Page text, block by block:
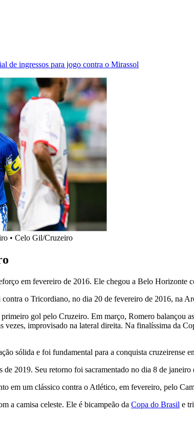
de ingressos para jogo contra o Mirassol
• Celo Gil/Cruzeiro
em fevereiro de 2016. Ele chegou a Belo Horizonte
o Tricordiano, no dia 20 de fevereiro de 2016, na
gol pelo Cruzeiro. Em março, Romero
vezes, improvisado na lateral direita. Na finalíssima da
sólida e foi fundamental para a conquista cruzeirense
2019. Seu retorno foi sacramentado no dia 8 de
em um clássico contra o Atlético, em fevereiro, pelo
a camisa celeste. Ele é bicampeão da Copa do Brasil e